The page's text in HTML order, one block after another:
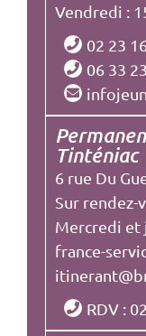
Vendredi :
02 23
06 33
Tinténiac
6 rue Du
Sur rendez-
Mercredi et
france-
RDV :